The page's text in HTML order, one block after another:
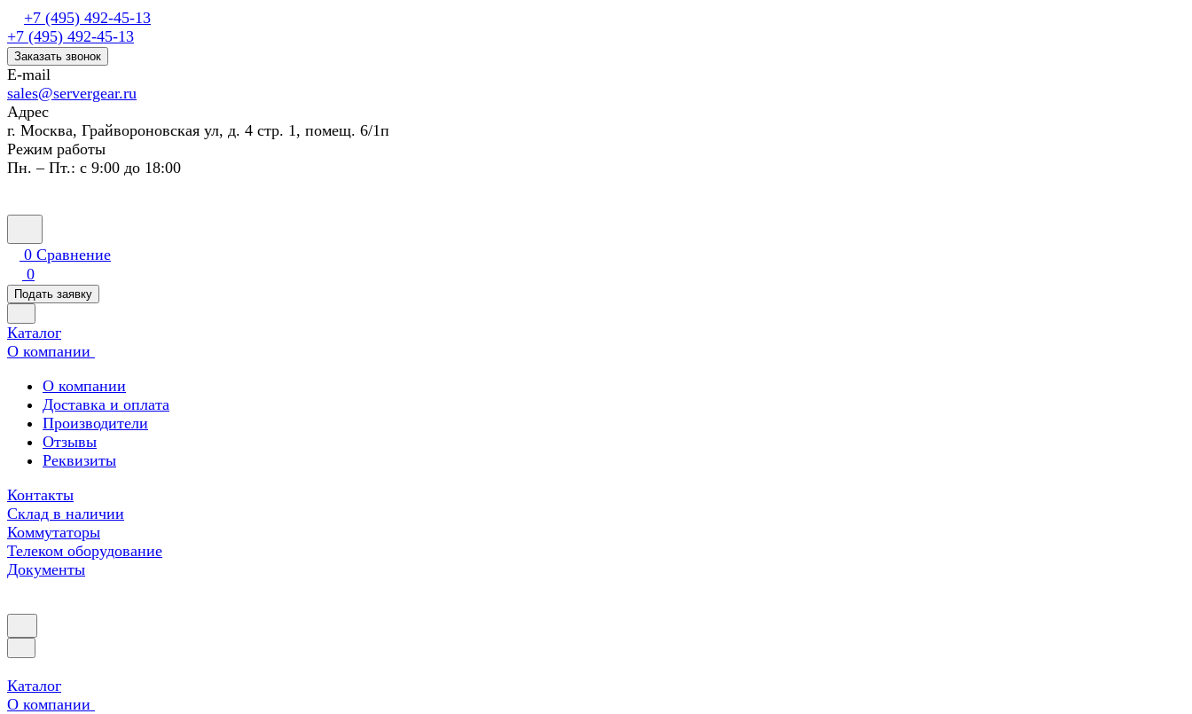
+7 (495) 492-45-13
+7 (495) 492-45-13
Заказать звонок
E-mail
sales@servergear.ru
Адрес
г. Москва, Грайвороновская ул, д. 4 стр. 1, помещ. 6/1п
Режим работы
Пн. – Пт.: с 9:00 до 18:00
0 Сравнение
0
Подать заявку
Каталог
О компании
О компании
Доставка и оплата
Производители
Отзывы
Реквизиты
Контакты
Склад в наличии
Коммутаторы
Телеком оборудование
Документы
Каталог
О компании